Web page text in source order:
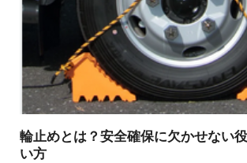
輪止めとは？安全確保に欠かせない
い方